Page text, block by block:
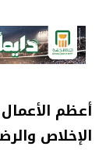
أعظم
الإخلاص